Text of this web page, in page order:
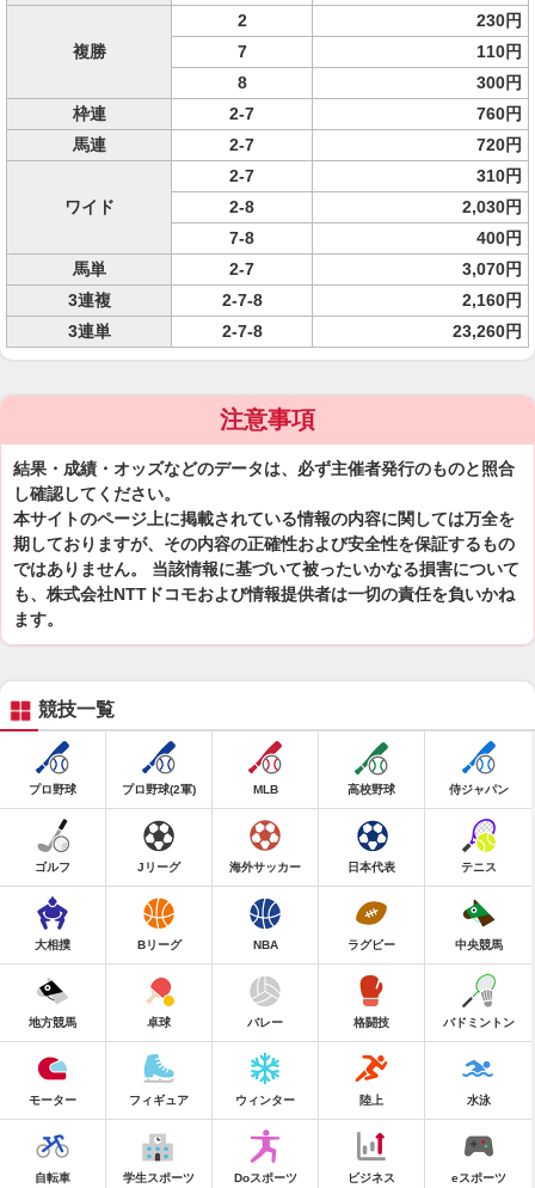
複勝
2
230円
7
110円
8
300円
枠連
2-7
760円
馬連
2-7 720円
ワイド
2-7
310円
2-8
2,030円
7-8
400円
馬単
2-7
3,070円
3連複
2-7-8
2,160円
3連単
2-7-8 23,260円
注意事項
結果・成績・オッズなどのデータは、必ず主催者発行のものと照合
し確認してください。
本サイトのページ上に掲載されている情報の内容に関しては万全を
期しておりますが、その内容の正確性および安全性を保証するもの
ではありません。 当該情報に基づいて被ったいかなる損害について
も、株式会社NTTドコモおよび情報提供者は一切の責任を負いかね
ます。
競技一覧
プロ野球 プロ野球(2軍) MLB 高校野球 侍ジャパン
ゴルフ Jリーグ 海外サッカー 日本代表 テニス
大相撲 Bリーグ NBA ラグビー 中央競馬
地方競馬 卓球 バレー 格闘技 バドミントン
モーター フィギュア ウィンター 陸上 水泳
自転車 学生スポーツ Doスポーツ ビジネス eスポーツ